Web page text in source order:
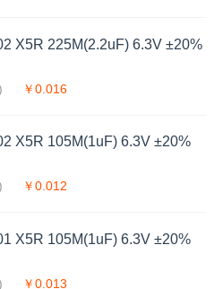
X5R 225M(2.2uF) 6.3V ±20%
￥0.016
X5R 105M(1uF) 6.3V ±20%
￥0.012
X5R 105M(1uF) 6.3V ±20%
￥0.013